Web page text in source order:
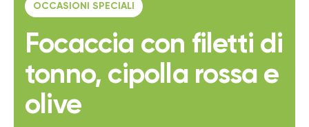
OCCASIONI SPECIALI
Focaccia con filetti di
tonno, cipolla rossa e
olive